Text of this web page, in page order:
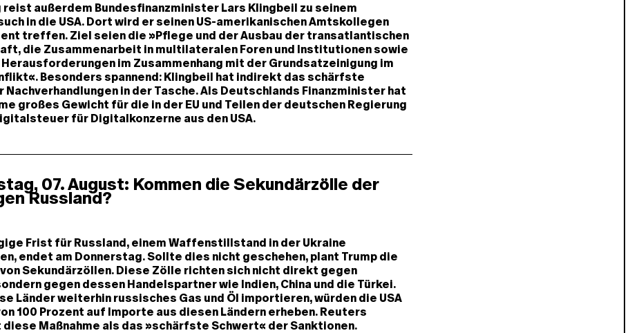
reist außerdem Bundesfinanzminister Lars Klingbeil zu seinem
in die USA. Dort wird er seinen US-amerikanischen Amtskollegen
treffen. Ziel seien die »Pflege und der Ausbau der transatlantischen
die Zusammenarbeit in multilateralen Foren und Institutionen sowie
Herausforderungen im Zusammenhang mit der Grundsatzeinigung im
Besonders spannend: Klingbeil hat indirekt das schärfste
Nachverhandlungen in der Tasche. Als Deutschlands Finanzminister hat
großes Gewicht für die in der EU und Teilen der deutschen Regierung
für Digitalkonzerne aus den USA.
07. August: Kommen die Sekundärzölle der
Russland?
Frist für Russland, einem Waffenstillstand in der Ukraine
endet am Donnerstag. Sollte dies nicht geschehen, plant Trump die
Sekundärzöllen. Diese Zölle richten sich nicht direkt gegen
gegen dessen Handelspartner wie Indien, China und die Türkei.
Länder weiterhin russisches Gas und Öl importieren, würden die USA
100 Prozent auf Importe aus diesen Ländern erheben. Reuters
Maßnahme als das »schärfste Schwert« der Sanktionen.